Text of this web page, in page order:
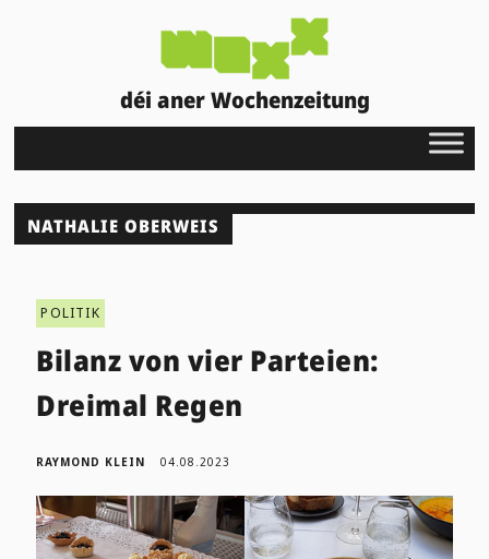
déi aner Wochenzeitung
NATHALIE OBERWEIS
POLITIK
Bilanz von vier Parteien:
Dreimal Regen
RAYMOND KLEIN 04.08.2023